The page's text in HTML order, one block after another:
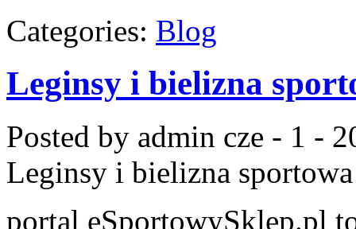
Categories: Blog
Leginsy i bielizna
Posted by admin cze - 1 -
Leginsy i bielizna sportowa
portal eSportowySklep.pl